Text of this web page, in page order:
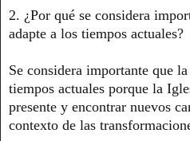
2. ¿Por qué se considera
adapte a los tiempos actuales?
Se considera importante que
tiempos actuales porque la
presente y encontrar nuevos
contexto de las